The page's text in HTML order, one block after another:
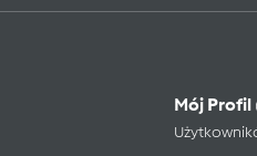
Mój Profil